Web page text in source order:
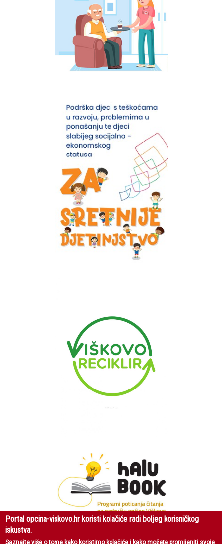
Portal opcina-viskovo.hr koristi kolačiće radi boljeg korisničkog
iskustva.
Saznajte više o tome kako koristimo kolačiće i kako možete promijeniti svoje